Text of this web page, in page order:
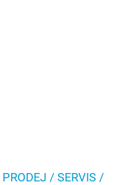
PRODEJ / SERVIS /